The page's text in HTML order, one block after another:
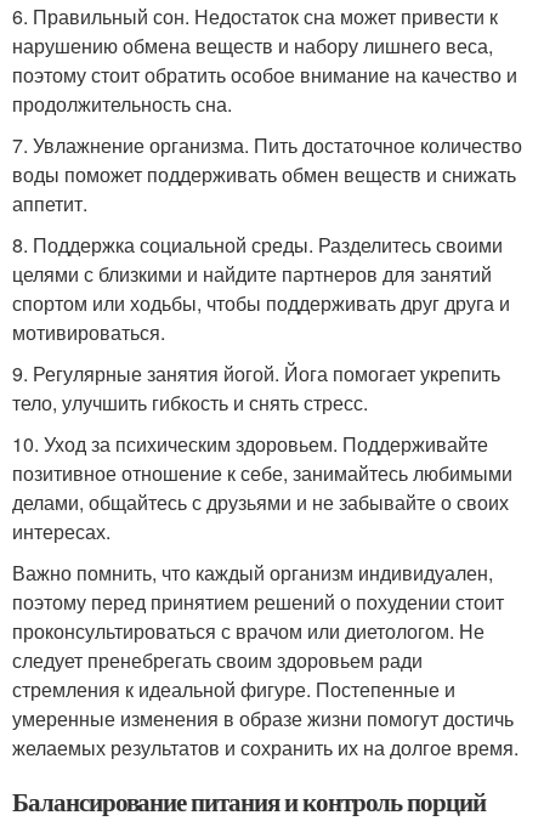
6. Правильный сон. Недостаток сна может привести к
нарушению обмена веществ и набору лишнего веса,
поэтому стоит обратить особое внимание на качество и
продолжительность сна.
7. Увлажнение организма. Пить достаточное количество
воды поможет поддерживать обмен веществ и снижать
аппетит.
8. Поддержка социальной среды. Разделитесь своими
целями с близкими и найдите партнеров для занятий
спортом или ходьбы, чтобы поддерживать друг друга и
мотивироваться.
9. Регулярные занятия йогой. Йога помогает укрепить
тело, улучшить гибкость и снять стресс.
10. Уход за психическим здоровьем. Поддерживайте
позитивное отношение к себе, занимайтесь любимыми
делами, общайтесь с друзьями и не забывайте о своих
интересах.
Важно помнить, что каждый организм индивидуален,
поэтому перед принятием решений о похудении стоит
проконсультироваться с врачом или диетологом. Не
следует пренебрегать своим здоровьем ради
стремления к идеальной фигуре. Постепенные и
умеренные изменения в образе жизни помогут достичь
желаемых результатов и сохранить их на долгое время.
Балансирование питания и контроль порций